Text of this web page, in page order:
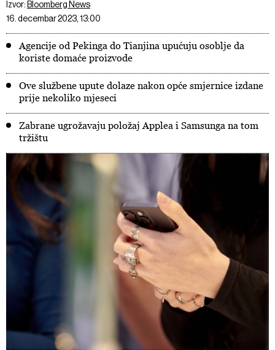
Izvor: Bloomberg News
16. decembar 2023, 13:00
Agencije od Pekinga do Tianjina upućuju osoblje da
koriste domaće proizvode
Ove službene upute dolaze nakon opće smjernice izdane
prije nekoliko mjeseci
Zabrane ugrožavaju položaj Applea i Samsunga na tom
tržištu